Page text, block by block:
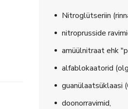
Nitroglütseriin
nitroprusside
amüülnitraat ehk
alfablokaatorid
guanülaatsüklaasi
doonorravimid,